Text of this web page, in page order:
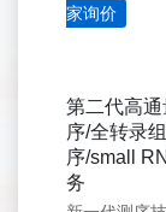
家询价
第二代高
序/全转录
序/small
务